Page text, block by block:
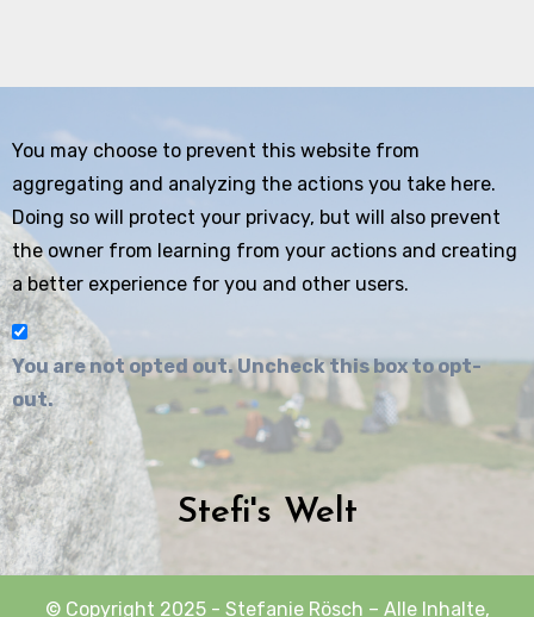
You may choose to prevent this website from
aggregating and analyzing the actions you take here.
Doing so will protect your privacy, but will also prevent
the owner from learning from your actions and creating
a better experience for you and other users.
You are not opted out. Uncheck this box to opt-
out.
Stefi's Welt
© Copyright 2025 - Stefanie Rösch – Alle Inhalte,